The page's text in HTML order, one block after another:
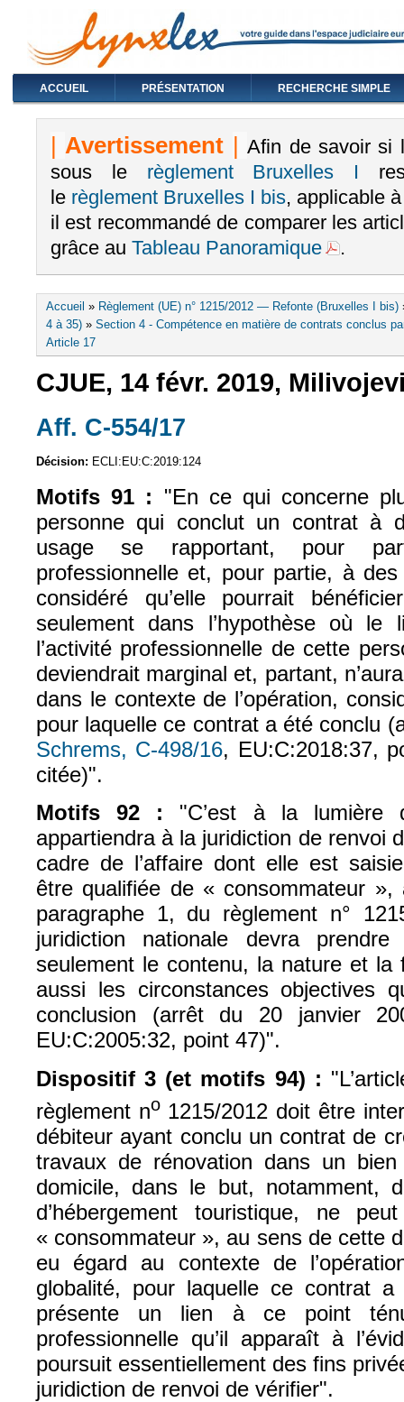
ACCUEIL PRÉSENTATION RECHERCHE SIMPLE
|Avertissement | Afin de savoir si
sous le règlement Bruxelles I
le règlement Bruxelles I bis, applicable
il est recommandé de comparer les
grâce au Tableau Panoramique .
Vous êtes ici
Accueil » Règlement (UE) n° 1215/2012 — Refonte (Bruxelles I bis)
4 à 35) » Section 4 - Compétence en matière de contrats conclus
Article 17
CJUE, 14 févr. 2019,
Aff. C‑554/17
Décision: ECLI:EU:C:2019:124
Motifs 91 : "En ce qui concerne
personne qui conclut un contrat à
usage se rapportant, pour
professionnelle et, pour partie, à
considéré qu’elle pourrait
seulement dans l’hypothèse où le
l’activité professionnelle de cette
deviendrait marginal et, partant,
dans le contexte de l’opération,
pour laquelle ce contrat a été conclu
Schrems, C‑498/16, EU:C:2018:37,
citée)".
Motifs 92 : "C’est à la lumière
appartiendra à la juridiction de renvoi
cadre de l’affaire dont elle est
être qualifiée de « consommateur »,
paragraphe 1, du règlement n°
juridiction nationale devra
seulement le contenu, la nature et la
aussi les circonstances objectives
conclusion (arrêt du 20 janvier
EU:C:2005:32, point 47)".
Dispositif 3 (et motifs 94) :
règlement no1215/2012 doit être
débiteur ayant conclu un contrat de
travaux de rénovation dans un
domicile, dans le but, notamment,
d’hébergement touristique, ne
« consommateur », au sens de cette
eu égard au contexte de
globalité, pour laquelle ce contrat
présente un lien à ce point
professionnelle qu’il apparaît à
poursuit essentiellement des fins
juridiction de renvoi de vérifier".